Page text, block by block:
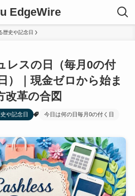
EdgeWire
歴史や記念日
レスの日（毎月0の付
）｜現金ゼロから始ま
改革の合図
や記念日 今日は何の日毎月0の付く日